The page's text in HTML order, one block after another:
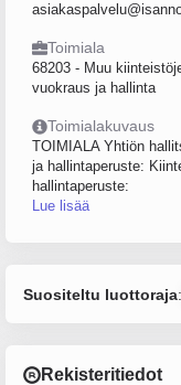
Toimiala
68203 - Muu
vuokraus ja hallinta
Toimialakuvaus
TOIMIALA Yhtiön
ja hallintaperuste:
hallintaperuste:
Lue lisää
Suositeltu luottoraja:
Rekisteritiedot